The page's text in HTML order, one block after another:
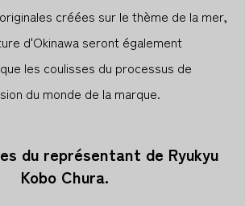
créées sur le thème de la mer,
d'Okinawa seront également
les coulisses du processus de
du monde de la marque.
du représentant de Ryukyu
Kobo Chura.